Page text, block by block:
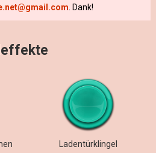
. Dank!
Ladentürklingel